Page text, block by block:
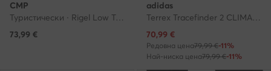
CMP
Туристически · Rigel Low Trekking Shoes Wp 3Q54457 · Син
73,99 €
adidas
Terrex Tracefinder 2 CLIMAPROOF Trail Running Shoes JI0274 · Маратонки за бягане
Актуална цена
70,99 €
Редовна цена79,99 €-11%
Най-ниска цена79,99 €-11%